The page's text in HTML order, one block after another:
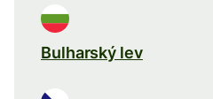
Bulharský lev